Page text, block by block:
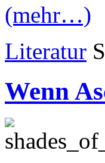
(mehr…)
Literatur
Wenn